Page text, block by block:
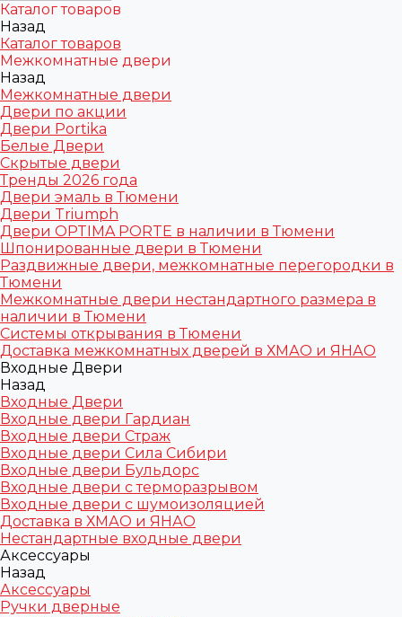
Каталог товаров
Назад
Каталог товаров
Межкомнатные двери
Назад
Межкомнатные двери
Двери по акции
Двери Portika
Белые Двери
Скрытые двери
Тренды 2026 года
Двери эмаль в Тюмени
Двери Triumph
Двери OPTIMA PORTE в наличии в Тюмени
Шпонированные двери в Тюмени
Раздвижные двери, межкомнатные перегородки в
Тюмени
Межкомнатные двери нестандартного размера в
наличии в Тюмени
Системы открывания в Тюмени
Доставка межкомнатных дверей в ХМАО и ЯНАО
Входные Двери
Назад
Входные Двери
Входные двери Гардиан
Входные двери Страж
Входные двери Сила Сибири
Входные двери Бульдорс
Входные двери с терморазрывом
Входные двери с шумоизоляцией
Доставка в ХМАО и ЯНАО
Нестандартные входные двери
Аксессуары
Назад
Аксессуары
Ручки дверные